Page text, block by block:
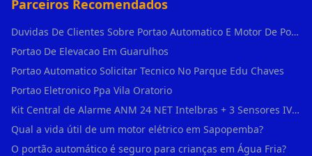
Parceiros Recomendados
Duvidas De Clientes Sobre Portao Automatico E Motor De Portao Motor De Portao Suspenso
Portao De Elevacao Em Guarulhos
Portao Automatico Solicitar Tecnico No Parque Edu Chaves
Portao Eletronico Ppa Vila Oratorio
Kit Central de Alarme ANM 24 NET Intelbras + 3 Sensores IVP 3000 CF + Bateria + em Vila Jacuí
Qual a vida útil de um motor elétrico em Sapopemba?
O portão automático é seguro para crianças em Água Fria?